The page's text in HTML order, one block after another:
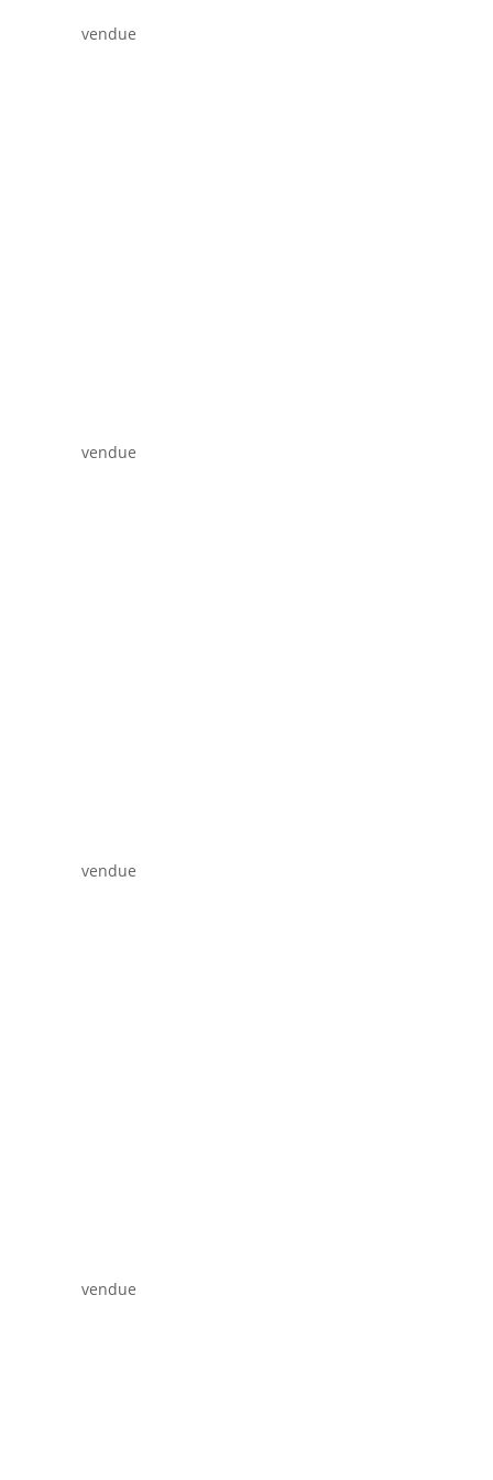
vendue
vendue
vendue
vendue